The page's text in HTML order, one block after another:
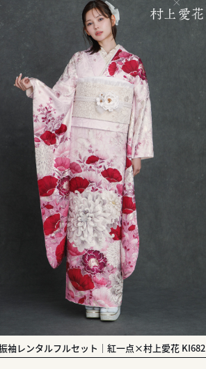
袖レンタルフルセット｜紅一点×村上愛花 KI682